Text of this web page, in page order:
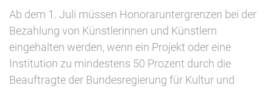
Bundesverband
Soziokultur
lehnen
Entwurf
ab
Ab dem 1. Juli müssen Honoraruntergrenzen bei der
Bezahlung von Künstlerinnen und Künstlern
eingehalten werden, wenn ein Projekt oder eine
Institution zu mindestens 50 Prozent durch die
Beauftragte der Bundesregierung für Kultur und